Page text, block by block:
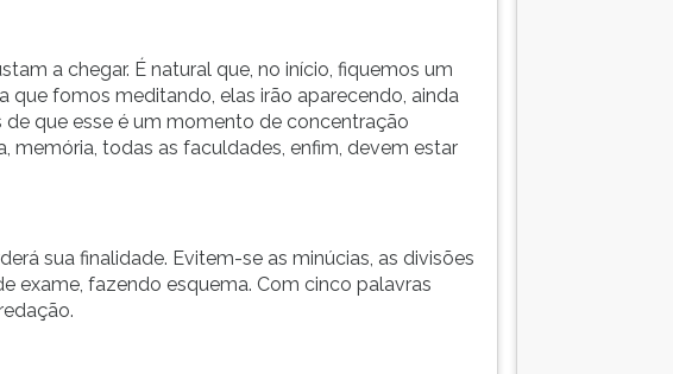
a chegar. É natural que, no início, fiquemos um
que fomos meditando, elas irão aparecendo, ainda
que esse é um momento de concentração
memória, todas as faculdades, enfim, devem estar
sua finalidade. Evitem-se as minúcias, as divisões
exame, fazendo esquema. Com cinco palavras